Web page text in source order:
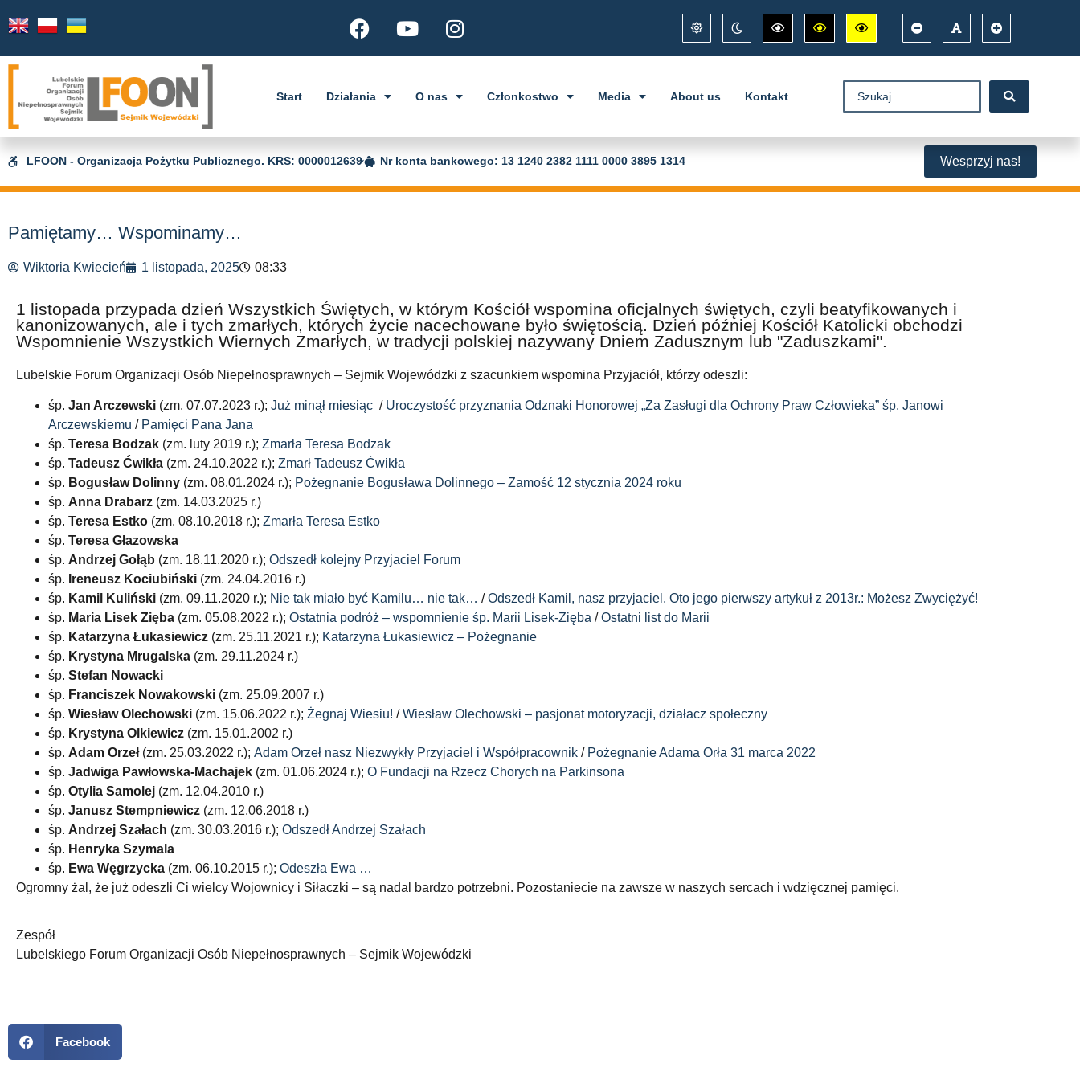
Start Działania O nas Członkostwo Media About us Kontakt
LFOON - Organizacja Pożytku Publicznego. KRS: 0000012639 Nr konta bankowego: 13 1240 2382 1111 0000 3895 1314 Wesprzyj nas!
Pamiętamy… Wspominamy…
Wiktoria Kwiecień 1 listopada, 2025 08:33
1 listopada przypada dzień Wszystkich Świętych, w którym Kościół wspomina oficjalnych świętych, czyli beatyfikowanych i
kanonizowanych, ale i tych zmarłych, których życie nacechowane było świętością. Dzień później Kościół Katolicki obchodzi
Wspomnienie Wszystkich Wiernych Zmarłych, w tradycji polskiej nazywany Dniem Zadusznym lub "Zaduszkami".
Lubelskie Forum Organizacji Osób Niepełnosprawnych – Sejmik Wojewódzki z szacunkiem wspomina Przyjaciół, którzy odeszli:
śp. Jan Arczewski (zm. 07.07.2023 r.); Już minął miesiąc / Uroczystość przyznania Odznaki Honorowej „Za Zasługi dla Ochrony Praw Człowieka” śp. Janowi
Arczewskiemu / Pamięci Pana Jana
śp. Teresa Bodzak (zm. luty 2019 r.); Zmarła Teresa Bodzak
śp. Tadeusz Ćwikła (zm. 24.10.2022 r.); Zmarł Tadeusz Ćwikła
śp. Bogusław Dolinny (zm. 08.01.2024 r.); Pożegnanie Bogusława Dolinnego – Zamość 12 stycznia 2024 roku
śp. Anna Drabarz (zm. 14.03.2025 r.)
śp. Teresa Estko (zm. 08.10.2018 r.); Zmarła Teresa Estko
śp. Teresa Głazowska
śp. Andrzej Gołąb (zm. 18.11.2020 r.); Odszedł kolejny Przyjaciel Forum
śp. Ireneusz Kociubiński (zm. 24.04.2016 r.)
śp. Kamil Kuliński (zm. 09.11.2020 r.); Nie tak miało być Kamilu… nie tak… /Odszedł Kamil, nasz przyjaciel. Oto jego pierwszy artykuł z 2013r.: Możesz Zwyciężyć!
śp. Maria Lisek Zięba (zm. 05.08.2022 r.); Ostatnia podróż – wspomnienie śp. Marii Lisek-Zięba /Ostatni list do Marii
śp. Katarzyna Łukasiewicz (zm. 25.11.2021 r.); Katarzyna Łukasiewicz – Pożegnanie
śp. Krystyna Mrugalska (zm. 29.11.2024 r.)
śp. Stefan Nowacki
śp. Franciszek Nowakowski (zm. 25.09.2007 r.)
śp. Wiesław Olechowski (zm. 15.06.2022 r.); Żegnaj Wiesiu! /Wiesław Olechowski – pasjonat motoryzacji, działacz społeczny
śp. Krystyna Olkiewicz (zm. 15.01.2002 r.)
śp. Adam Orzeł(zm. 25.03.2022 r.); Adam Orzeł nasz Niezwykły Przyjaciel i Współpracownik / Pożegnanie Adama Orła 31 marca 2022
śp. Jadwiga Pawłowska-Machajek (zm. 01.06.2024 r.); O Fundacji na Rzecz Chorych na Parkinsona
śp. Otylia Samolej (zm. 12.04.2010 r.)
śp. Janusz Stempniewicz (zm. 12.06.2018 r.)
śp. Andrzej Szałach (zm. 30.03.2016 r.); Odszedł Andrzej Szałach
śp. Henryka Szymala
śp. Ewa Węgrzycka (zm. 06.10.2015 r.); Odeszła Ewa …
Ogromny żal, że już odeszli Ci wielcy Wojownicy i Siłaczki – są nadal bardzo potrzebni. Pozostaniecie na zawsze w naszych sercach i wdzięcznej pamięci.
Zespół
Lubelskiego Forum Organizacji Osób Niepełnosprawnych – Sejmik Wojewódzki
Facebook